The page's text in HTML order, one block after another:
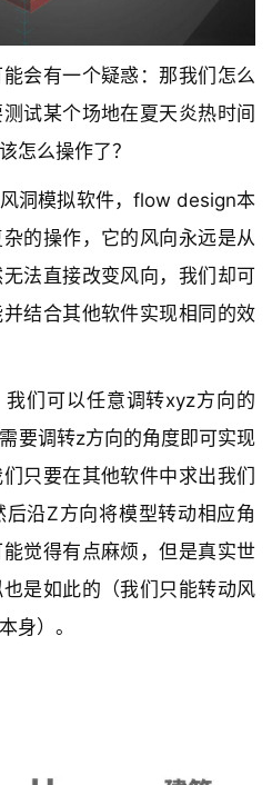
会有一个疑惑：那我们怎么
试某个场地在夏天炎热时间
怎么操作了？
洞模拟软件，flow design本
的操作，它的风向永远是从
法直接改变风向，我们却可
结合其他软件实现相同的效
们可以任意调转xyz方向的
要调转z方向的角度即可实现
只要在其他软件中求出我们
沿Z方向将模型转动相应角
觉得有点麻烦，但是真实世
是如此的（我们只能转动风
身）。